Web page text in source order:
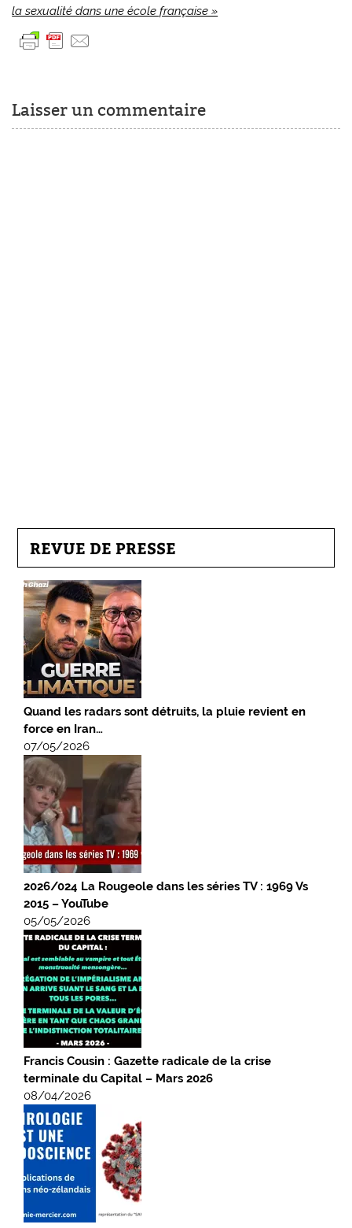
la sexualité dans une école française »
Laisser un commentaire
REVUE DE PRESSE
Quand les radars sont détruits, la pluie revient en
force en Iran…
07/05/2026
2026/024 La Rougeole dans les séries TV : 1969 Vs
2015 – YouTube
05/05/2026
Francis Cousin : Gazette radicale de la crise
terminale du Capital – Mars 2026
08/04/2026